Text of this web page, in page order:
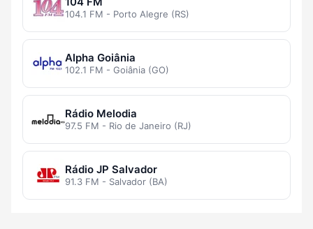
104.1 FM - Porto Alegre (RS)
Alpha Goiânia
102.1 FM - Goiânia (GO)
Rádio Melodia
97.5 FM - Rio de Janeiro (RJ)
Rádio JP Salvador
91.3 FM - Salvador (BA)